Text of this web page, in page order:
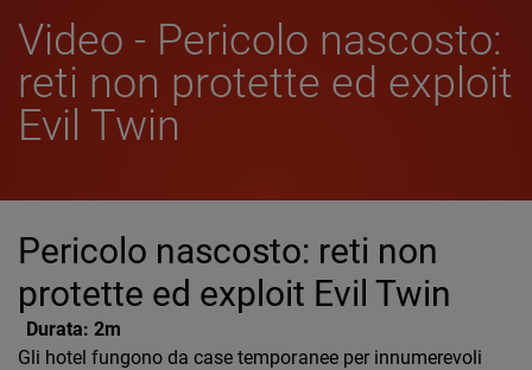
Video - Pericolo nascosto:
reti non protette ed exploit
Evil Twin
Pericolo nascosto: reti non
protette ed exploit Evil Twin
Durata: 2m
Gli hotel fungono da case temporanee per innumerevoli